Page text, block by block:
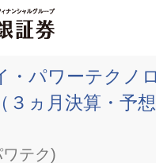
・パワーテクノ
３ヵ月決算・予
テク)